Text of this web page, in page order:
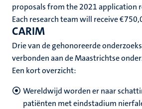
proposals from the 2021 application
Each research team will receive
CARIM
Drie van de gehonoreerde
verbonden aan de Maastrichtse
Een kort overzicht:
Wereldwijd worden er naar
patiënten met eindstadium